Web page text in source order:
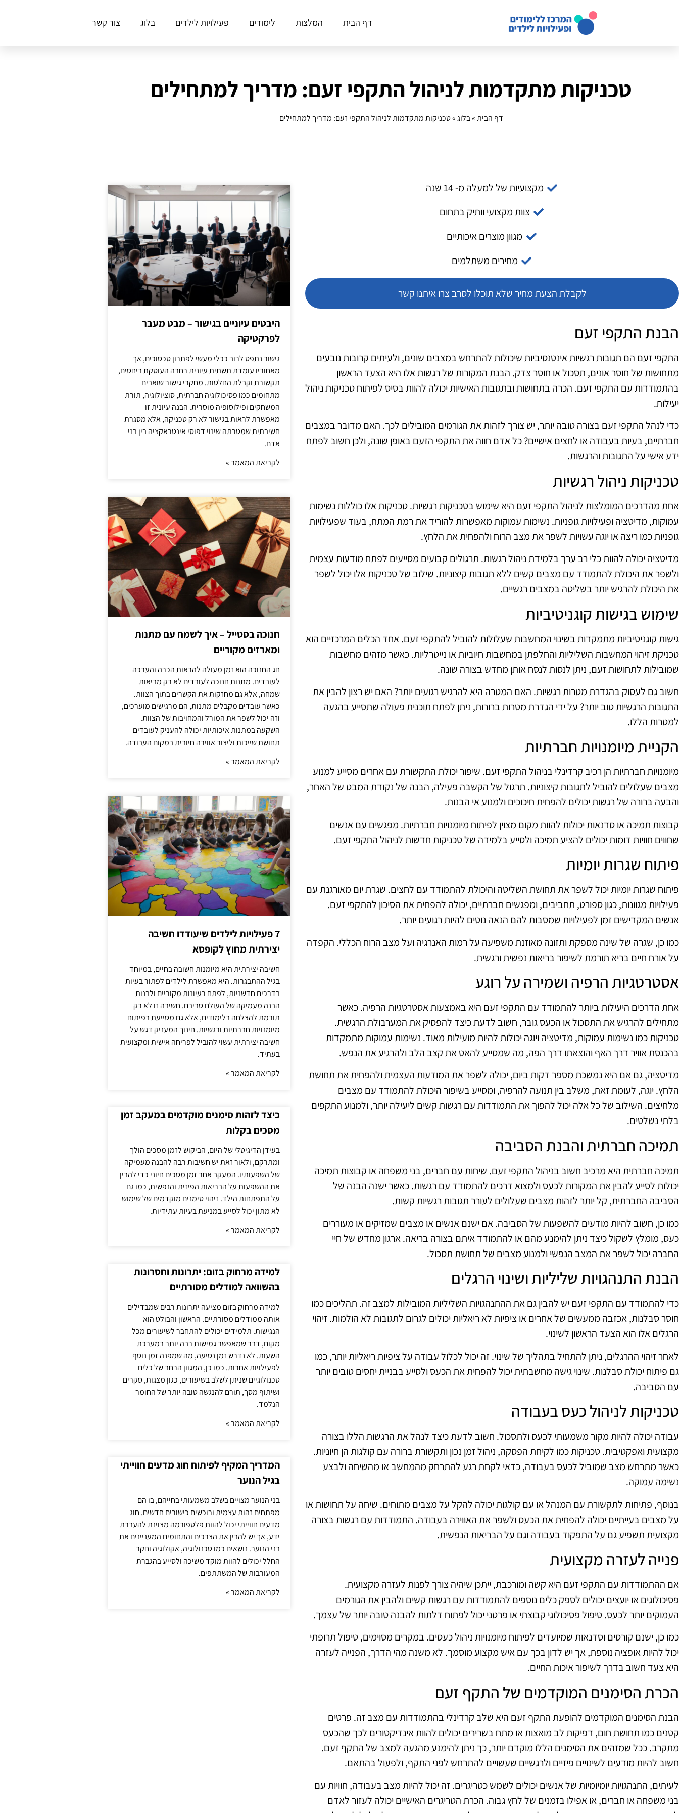
דף הבית המלצות לימודים פעילויות לילדים בלוג צור קשר
טכניקות מתקדמות לניהול התקפי זעם: מדריך למתחילים
דף הבית»בלוג»טכניקות מתקדמות לניהול התקפי זעם: מדריך למתחילים
מקצועיות של למעלה מ- 14 שנה
צוות מקצועי וותיק בתחום
מגוון מוצרים איכותיים
מחירים משתלמים
לקבלת הצעת מחיר שלא תוכלו לסרב צרו איתנו קשר
הבנת התקפי זעם
התקפי זעם הם תגובות רגשיות אינטנסיביות שיכולות להתרחש במצבים שונים, ולעיתים קרובות נובעים
מתחושות של חוסר אונים, תסכול או חוסר צדק. הבנת המקורות של רגשות אלו היא הצעד הראשון
בהתמודדות עם התקפי זעם. הכרה בתחושות ובתגובות האישיות יכולה להוות בסיס לפיתוח טכניקות ניהול
יעילות.
כדי לנהל התקפי זעם בצורה טובה יותר, יש צורך לזהות את הגורמים המובילים לכך. האם מדובר במצבים
חברתיים, בעיות בעבודה או לחצים אישיים? כל אדם חווה את התקפי הזעם באופן שונה, ולכן חשוב לפתח
ידע אישי על התגובות והרגשות.
טכניקות ניהול רגשיות
אחת מהדרכים המומלצות לניהול התקפי זעם היא שימוש בטכניקות רגשיות. טכניקות אלו כוללות נשימות
עמוקות, מדיטציה ופעילויות גופניות. נשימות עמוקות מאפשרות להוריד את רמת המתח, בעוד שפעילויות
גופניות כמו ריצה או יוגה עשויות לשפר את מצב הרוח ולהפחית את הלחץ.
מדיטציה יכולה להוות כלי רב ערך בלמידת ניהול רגשות. תרגולים קבועים מסייעים לפתח מודעות עצמית
ולשפר את היכולת להתמודד עם מצבים קשים ללא תגובות קיצוניות. שילוב של טכניקות אלו יכול לשפר
את היכולת להרגיש יותר בשליטה במצבים רגשיים.
שימוש בגישות קוגניטיביות
גישות קוגניטיביות מתמקדות בשינוי המחשבות שעלולות להוביל להתקפי זעם. אחד הכלים המרכזיים הוא
טכניקת זיהוי המחשבות השליליות והחלפתן במחשבות חיוביות או נייטרליות. כאשר מזהים מחשבות
שמובילות לתחושות זעם, ניתן לנסות לנסח אותן מחדש בצורה שונה.
חשוב גם לעסוק בהגדרת מטרות רגשיות. האם המטרה היא להרגיש רגועים יותר? האם יש רצון להבין את
התגובות הרגשיות טוב יותר? על ידי הגדרת מטרות ברורות, ניתן לפתח תוכנית פעולה שתסייע בהגעה
למטרות הללו.
הקניית מיומנויות חברתיות
מיומנויות חברתיות הן רכיב קרדינלי בניהול התקפי זעם. שיפור יכולת התקשורת עם אחרים מסייע למנוע
מצבים שעלולים להוביל לתגובות קיצוניות. תרגול של הקשבה פעילה, הבנה של נקודת המבט של האחר,
והבעה ברורה של רגשות יכולים להפחית חיכוכים ולמנוע אי הבנות.
קבוצות תמיכה או סדנאות יכולות להוות מקום מצוין לפיתוח מיומנויות חברתיות. מפגשים עם אנשים
שחווים חוויות דומות יכולים להציע תמיכה ולסייע בלמידה של טכניקות חדשות לניהול התקפי זעם.
פיתוח שגרות יומיות
פיתוח שגרות יומיות יכול לשפר את תחושת השליטה והיכולת להתמודד עם לחצים. שגרת יום מאורגנת עם
פעילויות מגוונות, כגון ספורט, תחביבים, ומפגשים חברתיים, יכולה להפחית את הסיכון להתקפי זעם.
אנשים המקדישים זמן לפעילויות שמסבות להם הנאה נוטים להיות רגועים יותר.
כמו כן, שגרה של שינה מספקת ותזונה מאוזנת משפיעה על רמות האנרגיה ועל מצב הרוח הכללי. הקפדה
על אורח חיים בריא תורמת לשיפור בריאות נפשית ורגשית.
אסטרטגיות הרפיה ושמירה על רוגע
אחת הדרכים היעילות ביותר להתמודד עם התקפי זעם היא באמצעות אסטרטגיות הרפיה. כאשר
מתחילים להרגיש את התסכול או הכעס גובר, חשוב לדעת כיצד להפסיק את המערבולת הרגשית.
טכניקות כמו נשימות עמוקות, מדיטציה ויוגה יכולות להיות מועילות מאוד. נשימות עמוקות מתמקדות
בהכנסת אוויר דרך האף והוצאתו דרך הפה, מה שמסייע להאט את קצב הלב ולהרגיע את הנפש.
מדיטציה, גם אם היא נמשכת מספר דקות ביום, יכולה לשפר את המודעות העצמית ולהפחית את תחושת
הלחץ. יוגה, לעומת זאת, משלב בין תנועה להרפיה, ומסייע בשיפור היכולת להתמודד עם מצבים
מלחיצים. השילוב של כל אלה יכול להפוך את התמודדות עם רגשות קשים ליעילה יותר, ולמנוע התקפים
בלתי נשלטים.
תמיכה חברתית והבנת הסביבה
תמיכה חברתית היא מרכיב חשוב בניהול התקפי זעם. שיחות עם חברים, בני משפחה או קבוצות תמיכה
יכולות לסייע להבין את המקורות לכעס ולמצוא דרכים להתמודד עם רגשות. כאשר ישנה הבנה של
הסביבה החברתית, קל יותר לזהות מצבים שעלולים לעורר תגובות רגשיות קשות.
כמו כן, חשוב להיות מודעים להשפעות של הסביבה. אם ישנם אנשים או מצבים שמזיקים או מעוררים
כעס, מומלץ לשקול כיצד ניתן להימנע מהם או להתמודד איתם בצורה בריאה. ארגון מחדש של חיי
החברה יכול לשפר את המצב הנפשי ולמנוע מצבים של תחושת תסכול.
הבנת התנהגויות שליליות ושינוי הרגלים
כדי להתמודד עם התקפי זעם יש להבין גם את ההתנהגויות השליליות המובילות למצב זה. תהליכים כמו
חוסר סבלנות, אכזבה ממעשים של אחרים או ציפיות לא ריאליות יכולים לגרום לתגובות לא הולמות. זיהוי
הרגלים אלו הוא הצעד הראשון לשינוי.
לאחר זיהוי ההרגלים, ניתן להתחיל בתהליך של שינוי. זה יכול לכלול עבודה על ציפיות ריאליות יותר, כמו
גם פיתוח יכולת סבלנות. שינוי גישה מחשבתית יכול להפחית את הכעס ולסייע בבניית יחסים טובים יותר
עם הסביבה.
טכניקות לניהול כעס בעבודה
עבודה יכולה להיות מקור משמעותי לכעס ולתסכול. חשוב לדעת כיצד לנהל את הרגשות הללו בצורה
מקצועית ואפקטיבית. טכניקות כמו לקיחת הפסקה, ניהול זמן נכון ותקשורת ברורה עם קולגות הן חיוניות.
כאשר מתרחש מצב שמוביל לכעס בעבודה, כדאי לקחת רגע להתרחק מהמחשב או מהשיחה ולבצע
נשימה עמוקה.
בנוסף, פתיחות לתקשורת עם המנהל או עם קולגות יכולה להקל על מצבים מתוחים. שיחה על תחושות או
על מצבים בעייתיים יכולה להפחית את הכעס ולשפר את האווירה בעבודה. התמודדות עם רגשות בצורה
מקצועית תשפיע גם על התפקוד בעבודה וגם על הבריאות הנפשית.
פנייה לעזרה מקצועית
אם ההתמודדות עם התקפי זעם היא קשה ומורכבת, ייתכן שיהיה צורך לפנות לעזרה מקצועית.
פסיכולוגים או יועצים יכולים לספק כלים נוספים להתמודדות עם רגשות קשים ולהבין את הגורמים
העמוקים יותר לכעס. טיפול פסיכולוגי קבוצתי או פרטני יכול לפתוח דלתות להבנה טובה יותר של עצמך.
כמו כן, ישנם קורסים וסדנאות שמיועדים לפיתוח מיומנויות ניהול כעסים. במקרים מסוימים, טיפול תרופתי
יכול להיות אופציה נוספת, אך יש לדון בכך עם איש מקצוע מוסמך. לא משנה מהי הדרך, הפנייה לעזרה
היא צעד חשוב בדרך לשיפור איכות החיים.
הכרת הסימנים המוקדמים של התקף זעם
הבנת הסימנים המוקדמים להופעת התקף זעם היא שלב קרדינלי בהתמודדות עם מצב זה. פרטים
קטנים כמו תחושת חום, דפיקות לב מואצות או מתח בשרירים יכולים להוות אינדיקטורים לכך שהכעס
מתקרב. ככל שמזהים את הסימנים הללו מוקדם יותר, כך ניתן להימנע מהגעה למצב של התקף זעם.
חשוב להיות מודעים לשינויים פיזיים ולרגשיים שעשויים להתרחש לפני התקף, ולפעול בהתאם.
לעיתים, התנהגויות יומיומיות של אנשים יכולים לשמש כטריגרים. זה יכול להיות מצב בעבודה, חוויות עם
בני משפחה או חברים, או אפילו בזמנים של לחץ גבוה. הכרת הטריגרים האישיים יכולה לעזור לאדם
היבטים עיוניים בגישור – מבט מעבר
לפרקטיקה
גישור נתפס לרוב ככלי מעשי לפתרון סכסוכים, אך
מאחוריו עומדת תשתית עיונית רחבה העוסקת ביחסים,
תקשורת וקבלת החלטות. מחקרי גישור שואבים
מתחומים כמו פסיכולוגיה חברתית, סוציולוגיה, תורת
המשחקים ופילוסופיה מוסרית. הבנה עיונית זו
מאפשרת לראות בגישור לא רק טכניקה, אלא מסגרת
חשיבתית שמטרתה שינוי דפוסי אינטראקציה בין בני
אדם.
לקריאת המאמר »
חנוכה בסטייל – איך לשמח עם מתנות
ומארזים מקוריים
חג החנוכה הוא זמן מעולה להראות הכרה והערכה
לעובדים. מתנות חנוכה לעובדים לא רק מביאות
שמחה, אלא גם מחזקות את הקשרים בתוך הצוות.
כאשר עובדים מקבלים מתנות, הם מרגישים מוערכים,
וזה יכול לשפר את המורל והמחויבות של הצוות.
השקעה במתנות איכותיות יכולה להעניק לעובדים
תחושת שייכות וליצור אווירה חיובית במקום העבודה.
לקריאת המאמר »
7 פעילויות לילדים שיעודדו חשיבה
יצירתית מחוץ לקופסא
חשיבה יצירתית היא מיומנות חשובה בחיים, במיוחד
בגיל ההתבגרות. היא מאפשרת לילדים לפתור בעיות
בדרכים חדשניות, לפתח רעיונות מקוריים ולבנות
הבנה מעמיקה של העולם סביבם. חשיבה זו לא רק
תורמת להצלחה בלימודים, אלא גם מסייעת בפיתוח
מיומנויות חברתיות ורגשיות. חינוך המעניק דגש על
חשיבה יצירתית עשוי להוביל לפריחה אישית ומקצועית
בעתיד.
לקריאת המאמר »
כיצד לזהות סימנים מוקדמים במעקב זמן
מסכים בקלות
בעידן הדיגיטלי של היום, הביקוש לזמן מסכים הולך
ומתרקם, ולאור זאת יש חשיבות רבה להבנה מעמיקה
של השפעותיו. המעקב אחר זמן מסכים חיוני כדי להבין
את ההשפעות על הבריאות הפיזית והנפשית, כמו גם
על התפתחות הילד. זיהוי סימנים מוקדמים של שימוש
לא מתון יכול לסייע במניעת בעיות עתידיות.
לקריאת המאמר »
למידה מרחוק בזום: יתרונות וחסרונות
בהשוואה למודלים מסורתיים
למידה מרחוק בזום מציעה יתרונות רבים שמבדילים
אותה ממודלים מסורתיים. הראשון והבולט הוא
הנגישות. תלמידים יכולים להתחבר לשיעורים מכל
מקום, דבר שמאפשר גמישות רבה יותר במערכת
השעות. לא נדרש זמן נסיעה, מה שמפנה זמן נוסף
לפעילויות אחרות. כמו כן, המגוון הרחב של כלים
טכנולוגיים שניתן לשלב בשיעורים, כגון מצגות, סקרים
ושיתוף מסך, תורם להנגשה טובה יותר של החומר
הנלמד.
לקריאת המאמר »
המדריך המקיף לפיתוח חוג מדעים חווייתי
בגיל הנוער
בני הנוער מצויים בשלב משמעותי בחייהם, בו הם
מפתחים זהות עצמית ורוכשים כישורים חדשים. חוג
מדעים חווייתי יכול להוות פלטפורמה מצוינת להעברת
ידע, אך יש להבין את הצרכים והתחומים המעניינים את
בני הנוער. נושאים כמו טכנולוגיה, אקולוגיה וחקר
החלל יכולים להוות מוקד משיכה ולסייע בהגברת
המעורבות של המשתתפים.
לקריאת המאמר »